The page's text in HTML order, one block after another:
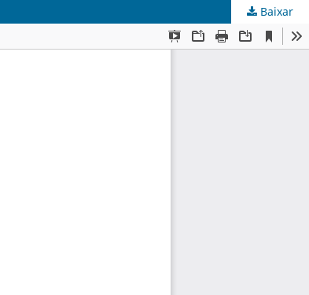
Baixar